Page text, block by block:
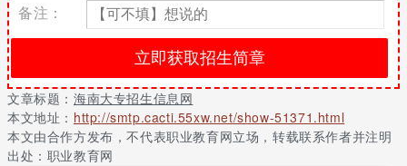
申请成绩达到高职院校（专科院校）最低控制分数线（250分）且
未被录取的考生，可根据申请成绩填写高职院校（专科院校）志愿
者和专业志愿者。
考生填写征集志愿者，必须选择符合拟报考院校专业组科目要求的
科目才能填写。对于不提出选修科目要求的院校专业组，考生在报
考时无选修科目限制。
海南医学院免费指山市的免费定向专科医学生招生计划尚未完成，
备注：
文章标题： 海南大专招生信息网
本文地址： http://smtp.cacti.55xw.net/show-51371.html
本文由合作方发布，不代表职业教育网立场，转载联系作者并注明
出处：职业教育网